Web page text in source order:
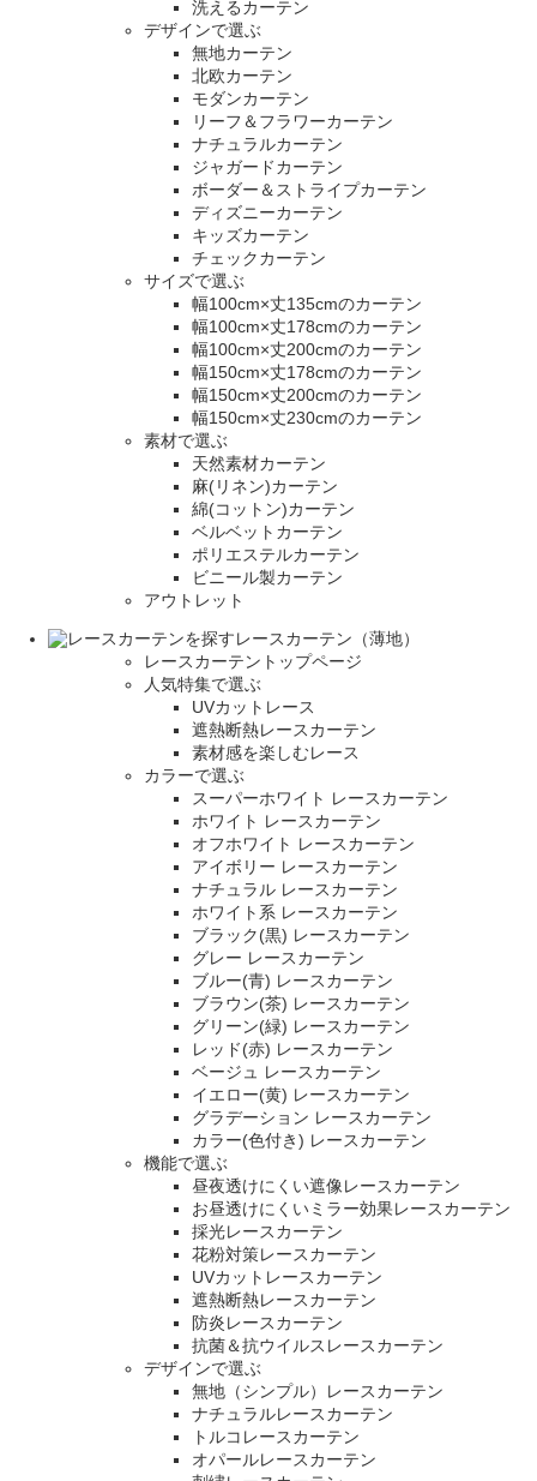
洗えるカーテン
デザインで選ぶ
無地カーテン
北欧カーテン
モダンカーテン
リーフ＆フラワーカーテン
ナチュラルカーテン
ジャガードカーテン
ボーダー＆ストライプカーテン
ディズニーカーテン
キッズカーテン
チェックカーテン
サイズで選ぶ
幅100cm×丈135cmのカーテン
幅100cm×丈178cmのカーテン
幅100cm×丈200cmのカーテン
幅150cm×丈178cmのカーテン
幅150cm×丈200cmのカーテン
幅150cm×丈230cmのカーテン
素材で選ぶ
天然素材カーテン
麻(リネン)カーテン
綿(コットン)カーテン
ベルベットカーテン
ポリエステルカーテン
ビニール製カーテン
アウトレット
レースカーテン（薄地）
レースカーテントップページ
人気特集で選ぶ
UVカットレース
遮熱断熱レースカーテン
素材感を楽しむレース
カラーで選ぶ
スーパーホワイト レースカーテン
ホワイト レースカーテン
オフホワイト レースカーテン
アイボリー レースカーテン
ナチュラル レースカーテン
ホワイト系 レースカーテン
ブラック(黒) レースカーテン
グレー レースカーテン
ブルー(青) レースカーテン
ブラウン(茶) レースカーテン
グリーン(緑) レースカーテン
レッド(赤) レースカーテン
ベージュ レースカーテン
イエロー(黄) レースカーテン
グラデーション レースカーテン
カラー(色付き) レースカーテン
機能で選ぶ
昼夜透けにくい遮像レースカーテン
お昼透けにくいミラー効果レースカーテン
採光レースカーテン
花粉対策レースカーテン
UVカットレースカーテン
遮熱断熱レースカーテン
防炎レースカーテン
抗菌＆抗ウイルスレースカーテン
デザインで選ぶ
無地（シンプル）レースカーテン
ナチュラルレースカーテン
トルコレースカーテン
オパールレースカーテン